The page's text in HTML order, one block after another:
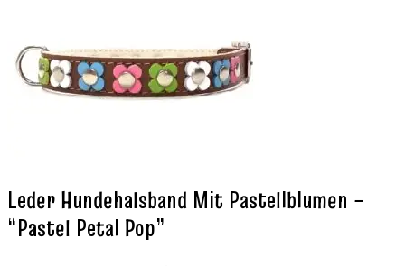
Leder Hundehalsband Mit Pastellblumen –
“Pastel Petal Pop”